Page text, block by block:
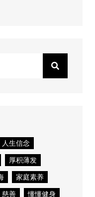
人生信念
厚积薄发
家庭素养
慈善 懂懂健身